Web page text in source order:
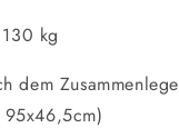
kg
dem